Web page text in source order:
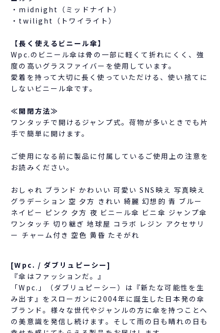
・midnight（ミッドナイト）
・twilight（トワイライト）
【長く使えるビニール傘】
Wpc.のビニール傘は骨の一部に軽くて折れにくく、強
度の高いグラスファイバーを使用しています。
愛着を持って大切に長く使っていただける、使い捨てに
しないビニール傘です。
≪開閉方法≫
ワンタッチで開けるジャンプ式。荷物が多いときでも片
手で簡単に開けます。
ご使用になる前に製品に付属しているご使用上の注意を
お読みください。
おしゃれ ブランド かわいい 可愛い SNS映え 写真映え
グラデーション 空 夕方 きれい 綺麗 幻想的 青 ブルー
ネイビー ピンク 夕方 夜 ビニール傘 ビニ傘 ジャンプ傘
ワンタッチ 切り継ぎ 地球屋 コラボ レジン アクセサリ
ー チャーム付き 空色 黄昏 たそがれ
[Wpc. / ダブリュピーシー]
『傘はファッションだ。』
「Wpc.」（ダブリュピーシー）は『新たな可能性を生
み出す』をスローガンに2004年に誕生した日本発の傘
ブランド。様々な世代やジャンルの方に傘を持つことへ
の美意識を発信し続けます。そして雨の日も晴れの日も